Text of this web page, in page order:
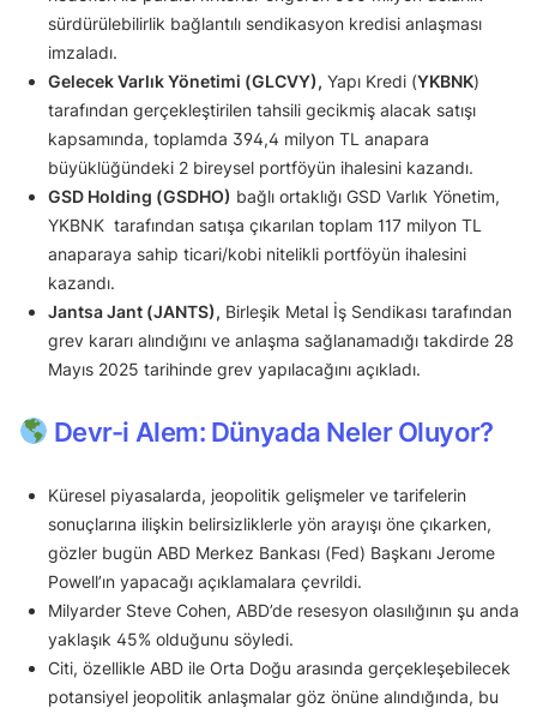
sürdürülebilirlik bağlantılı sendikasyon kredisi anlaşması
imzaladı.
Gelecek Varlık Yönetimi (GLCVY), Yapı Kredi (YKBNK)
tarafından gerçekleştirilen tahsili gecikmiş alacak satışı
kapsamında, toplamda 394,4 milyon TL anapara
büyüklüğündeki 2 bireysel portföyün ihalesini kazandı.
GSD Holding (GSDHO) bağlı ortaklığı GSD Varlık Yönetim,
YKBNK tarafından satışa çıkarılan toplam 117 milyon TL
anaparaya sahip ticari/kobi nitelikli portföyün ihalesini
kazandı.
Jantsa Jant (JANTS), Birleşik Metal İş Sendikası tarafından
grev kararı alındığını ve anlaşma sağlanamadığı takdirde 28
Mayıs 2025 tarihinde grev yapılacağını açıkladı.
Devr-i Alem: Dünyada Neler Oluyor?
Küresel piyasalarda, jeopolitik gelişmeler ve tarifelerin
sonuçlarına ilişkin belirsizliklerle yön arayışı öne çıkarken,
gözler bugün ABD Merkez Bankası (Fed) Başkanı Jerome
Powell’ın yapacağı açıklamalara çevrildi.
Milyarder Steve Cohen, ABD’de resesyon olasılığının şu anda
yaklaşık 45% olduğunu söyledi.
Citi, özellikle ABD ile Orta Doğu arasında gerçekleşebilecek
potansiyel jeopolitik anlaşmalar göz önüne alındığında, bu